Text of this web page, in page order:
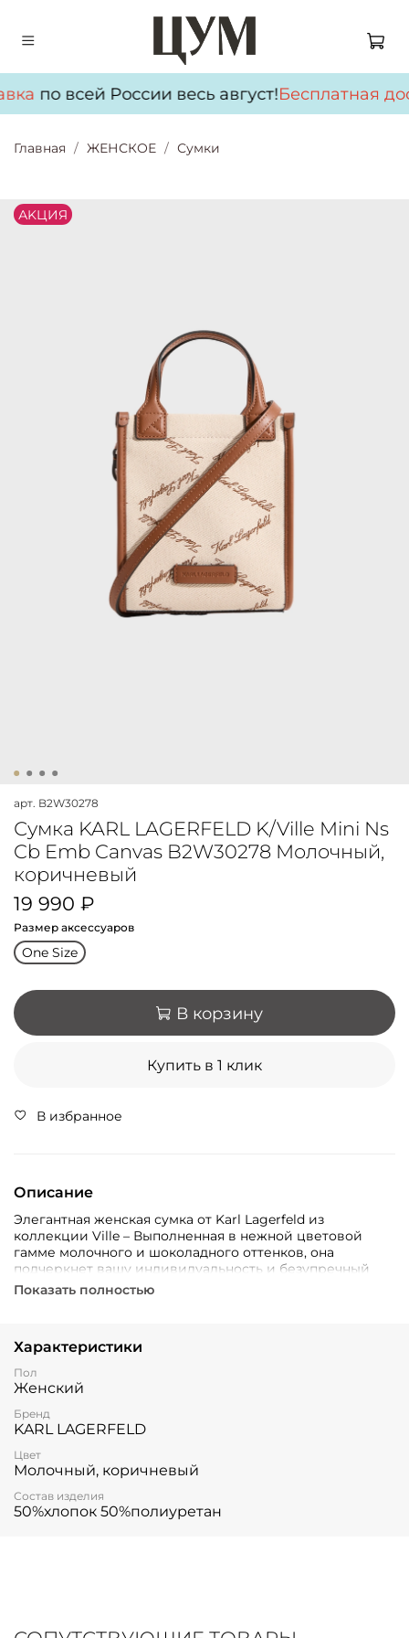
по всей России весь август!Бесплатная
Главная ЖЕНСКОЕ Сумки
АKЦИЯ
арт. B2W30278
Сумка KARL LAGERFELD K/Ville Mini Ns
Cb Emb Canvas B2W30278 Молочный,
коричневый
19 990 ₽
Размер аксессуаров
One Size
В корзину
Купить в 1 клик
В избранное
Описание
Элегантная женская сумка от Karl Lagerfeld из
коллекции Ville – Выполненная в нежной цветовой
гамме молочного и шоколадного оттенков, она
подчеркнет вашу индивидуальность и безупречный
вкус. Материал сочетает комфорт хлопка (50%) и
Показать полностью
Характеристики
Пол
Женский
Бренд
KARL LAGERFELD
Цвет
Молочный, коричневый
Состав изделия
50%хлопок 50%полиуретан